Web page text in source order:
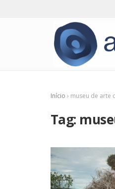
Início › museu de arte
Tag: